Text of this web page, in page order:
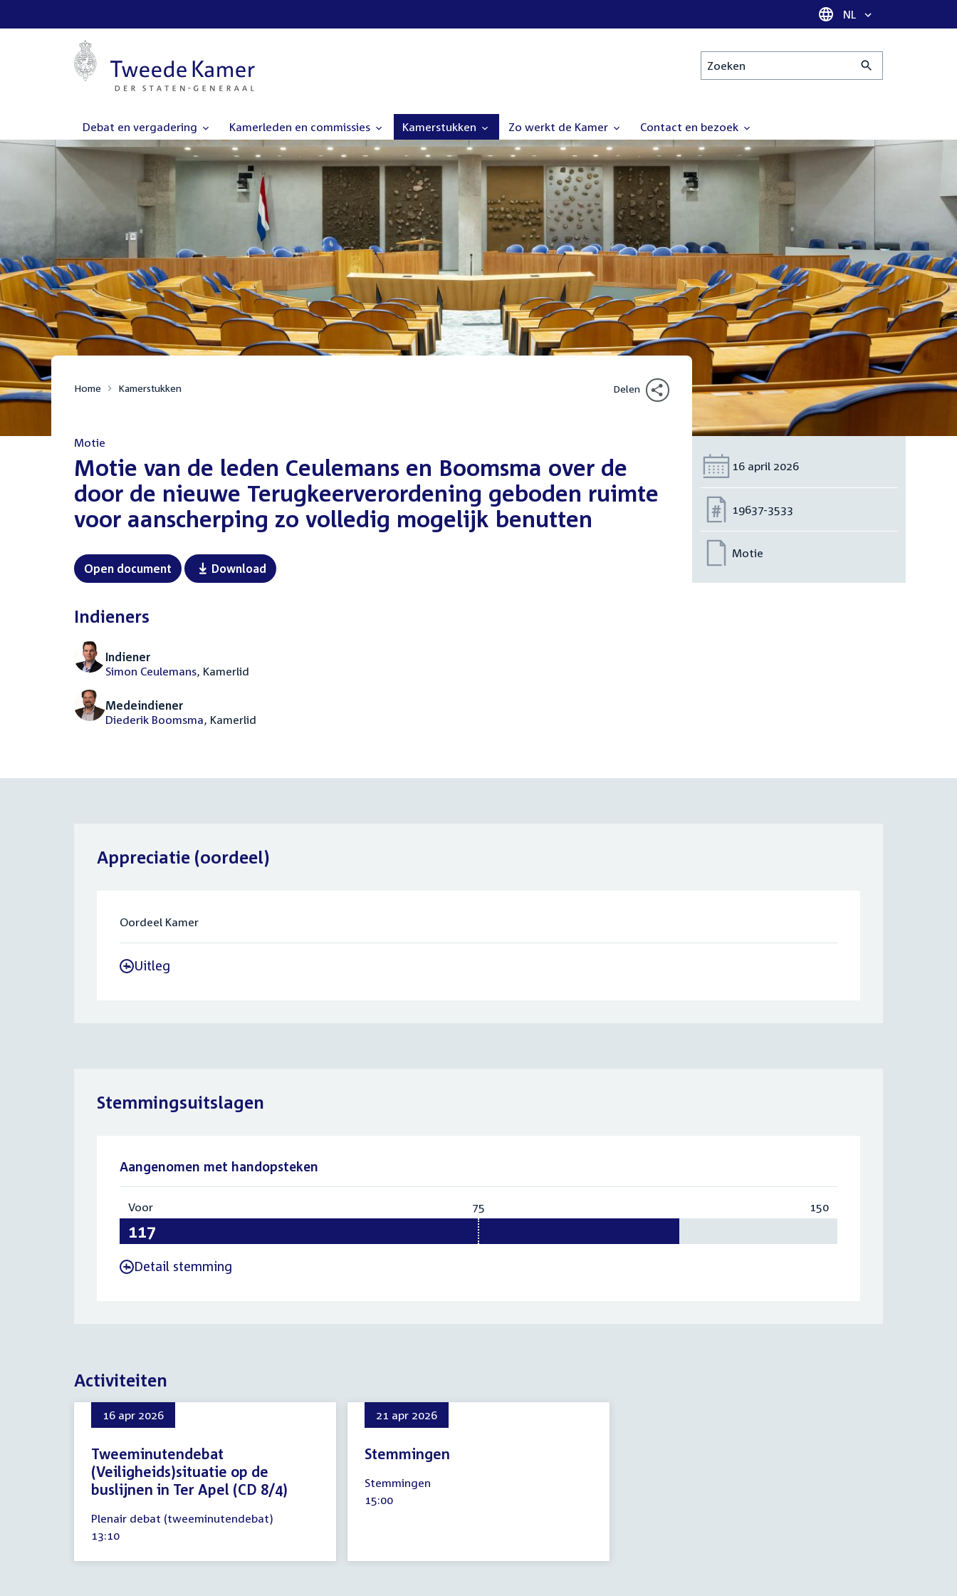
Taal selectie
NL
Zoeken
Debat en vergadering Kamerleden en commissies Kamerstukken Zo werkt de Kamer Contact en bezoek
Home Kamerstukken Delen
Motie
:Motie van de leden Ceulemans en Boomsma over de
door de nieuwe Terugkeerverordening geboden ruimte
voor aanscherping zo volledig mogelijk benutten
Open document Download
Indieners
Indiener
Simon Ceulemans, Kamerlid
Medeindiener
Diederik Boomsma, Kamerlid
Datum:
16 april 2026
Nummer:
19637-3533
Motie
Appreciatie (oordeel)
Oordeel Kamer
- Uitleg
Stemmingsuitslagen
Aangenomen met handopsteken
Voor
117
75 150Totaal:
- Detail stemming
Activiteiten
16 apr 2026
Tweeminutendebat
(Veiligheids)situatie op de
buslijnen in Ter Apel (CD 8/4)
april
2026
Plenair debat (tweeminutendebat)
Tijd
13:10
21 apr 2026
Stemmingen
april
2026
Stemmingen
Tijd
15:00